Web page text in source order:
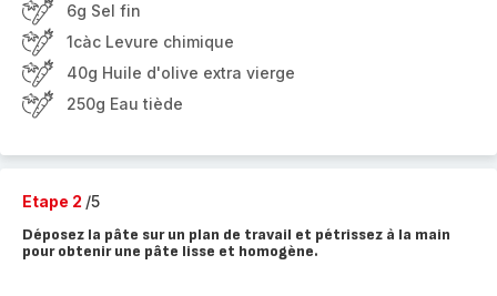
6g Sel fin
1càc Levure chimique
40g Huile d'olive extra vierge
250g Eau tiède
Etape 2 /5
Déposez la pâte sur un plan de travail et pétrissez à la main
pour obtenir une pâte lisse et homogène.